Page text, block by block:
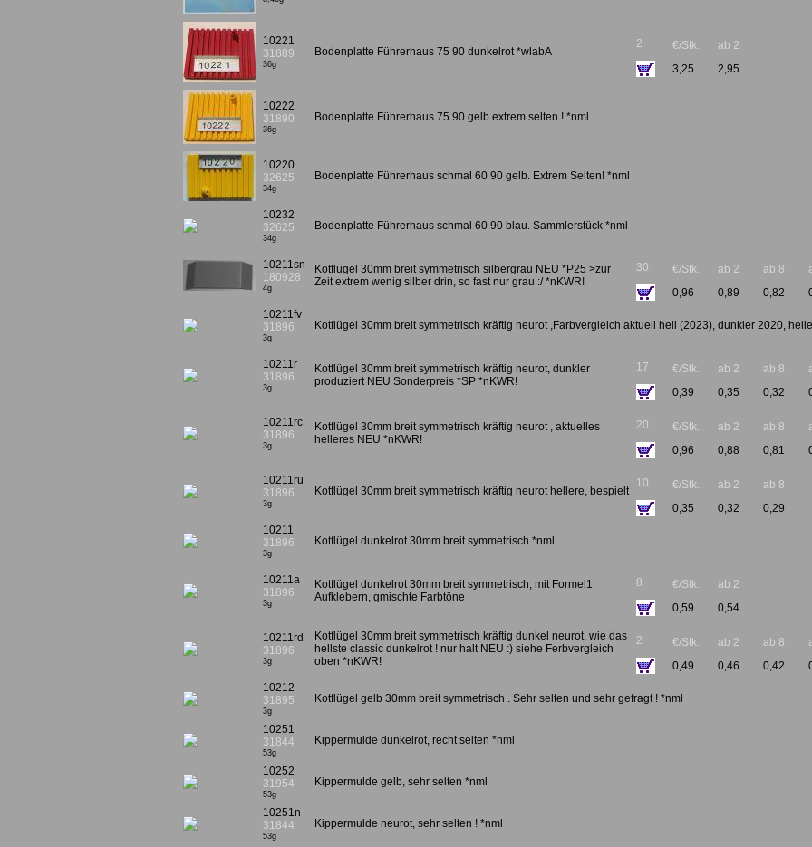
10221
31889
36g
Bodenplatte Führerhaus 75 90 dunkelrot *wlabA
2
€/Stk.
3,25
ab 2
2,95
10222
31890
36g
Bodenplatte Führerhaus 75 90 gelb extrem selten ! *nml
10220
32625
34g
Bodenplatte Führerhaus schmal 60 90 gelb. Extrem Selten! *nml
10232
32625
34g
Bodenplatte Führerhaus schmal 60 90 blau. Sammlerstück *nml
10211sn
180928
4g
Kotflügel 30mm breit symmetrisch silbergrau NEU *P25 >zur
Zeit extrem wenig silber drin, so fast nur grau :/ *nKWR!
30
€/Stk.
0,96
ab 2
0,89
ab 8
0,82
10211fv
31896
3g
Kotflügel 30mm breit symmetrisch kräftig neurot ,Farbvergleich aktuell hell (2023), dunkler 2020,
10211r
31896
3g
Kotflügel 30mm breit symmetrisch kräftig neurot, dunkler
produziert NEU Sonderpreis *SP *nKWR!
17
€/Stk.
0,39
ab 2
0,35
ab 8
0,32
10211rc
31896
3g
Kotflügel 30mm breit symmetrisch kräftig neurot , aktuelles
helleres NEU *nKWR!
20
€/Stk.
0,96
ab 2
0,88
ab 8
0,81
10211ru
31896
3g
Kotflügel 30mm breit symmetrisch kräftig neurot hellere, bespielt
10
€/Stk.
0,35
ab 2
0,32
ab 8
0,29
10211
31896
3g
Kotflügel dunkelrot 30mm breit symmetrisch *nml
10211a
31896
3g
Kotflügel dunkelrot 30mm breit symmetrisch, mit Formel1
Aufklebern, gmischte Farbtöne
8
€/Stk.
0,59
ab 2
0,54
10211rd
31896
3g
Kotflügel 30mm breit symmetrisch kräftig dunkel neurot, wie das
hellste classic dunkelrot ! nur halt NEU :) siehe Ferbvergleich
oben *nKWR!
2
€/Stk.
0,49
ab 2
0,46
ab 8
0,42
10212
31895
3g
Kotflügel gelb 30mm breit symmetrisch . Sehr selten und sehr gefragt ! *nml
10251
31844
53g
Kippermulde dunkelrot, recht selten *nml
10252
31954
53g
Kippermulde gelb, sehr selten *nml
10251n
31844
53g
Kippermulde neurot, sehr selten ! *nml